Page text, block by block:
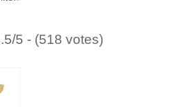
5 - (518 votes)